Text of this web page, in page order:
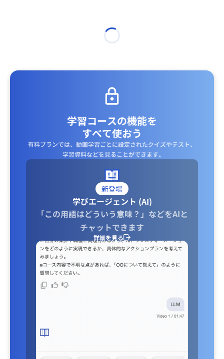
学習コースの機能を
すべて使おう
有料プランでは、動画学習ごとに設定されたクイズやテスト、
学習資料などを見ることができます｡
新登場
学びエージェント (AI)
「この用語はどういう意味？」などをAIと
チャットできます
詳細を見る